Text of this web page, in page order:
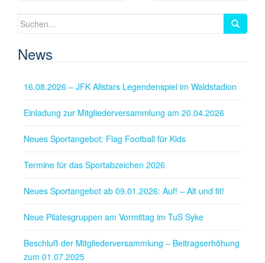
Suchen
News
16.08.2026 – JFK Allstars Legendenspiel im Waldstadion
Einladung zur Mitgliederversammlung am 20.04.2026
Neues Sportangebot: Flag Football für Kids
Termine für das Sportabzeichen 2026
Neues Sportangebot ab 09.01.2026: Auf! – Alt und fit!
Neue Pilatesgruppen am Vormittag im TuS Syke
Beschluß der Mitgliederversammlung – Beitragserhöhung
zum 01.07.2025